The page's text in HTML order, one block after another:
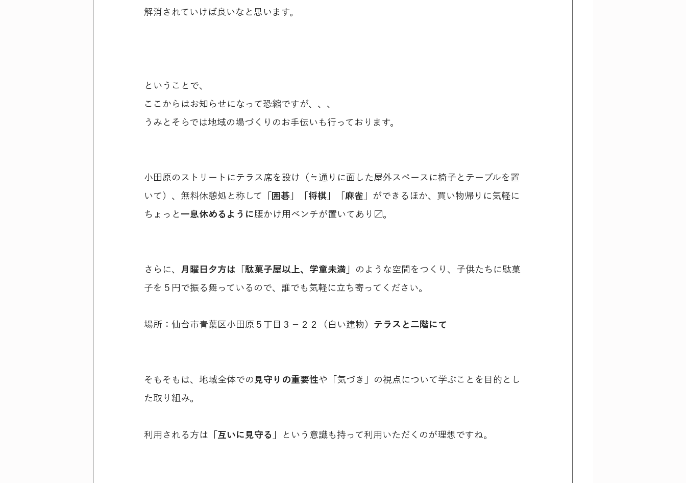
解消されていけば良いなと思います。
ということで、
ここからはお知らせになって恐縮ですが、、、
うみとそらでは地域の場づくりのお手伝いも行っております。
小田原のストリートにテラス席を設け（≒通りに面した屋外スペースに椅子とテーブルを置
いて）、無料休憩処と称して
「囲碁」「将棋」「麻雀」 ができるほか、買い物帰りに気軽に
ちょっと 一息休めるように腰かけ用ベンチが置いてあり〼。
さらに、 月曜日夕方は「駄菓子屋以上、学童未満」
のような空間をつくり、子供たちに駄菓
子を５円で振る舞っているので、誰でも気軽に立ち寄ってください。
場所：仙台市青葉区小田原５丁目３－２２（白い建物） テラスと二階にて
そもそもは、地域全体での 見守りの重要性や「気づき」の視点について学ぶことを目的とし
た取り組み。
利用される方は 「互いに見守る」 という意識も持って利用いただくのが理想ですね。